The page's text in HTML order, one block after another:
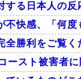
する日本人の
快感、「何
全勝利をご覧
ースト被害者